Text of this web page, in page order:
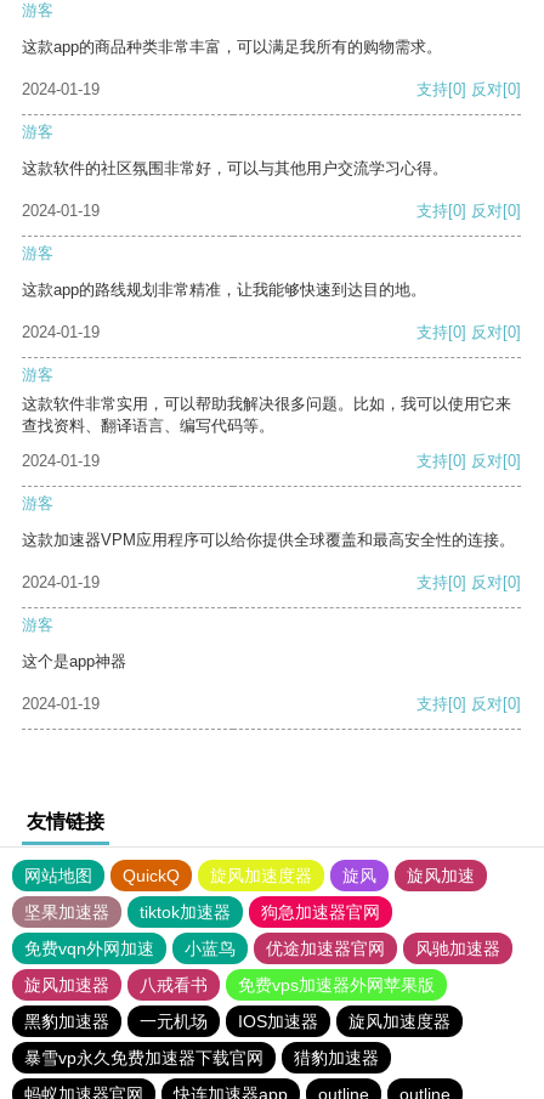
游客
这款app的商品种类非常丰富，可以满足我所有的购物需求。
2024-01-19 支持[0] 反对[0]
游客
这款软件的社区氛围非常好，可以与其他用户交流学习心得。
2024-01-19 支持[0] 反对[0]
游客
这款app的路线规划非常精准，让我能够快速到达目的地。
2024-01-19 支持[0] 反对[0]
游客
这款软件非常实用，可以帮助我解决很多问题。比如，我可以使用它来
查找资料、翻译语言、编写代码等。
2024-01-19
支持[0] 反对[0]
游客
这款加速器VPM应用程序可以给你提供全球覆盖和最高安全性的连接。
2024-01-19 支持[0] 反对[0]
游客
这个是app神器
2024-01-19 支持[0] 反对[0]
友情链接
网站地图 QuickQ 旋风加速度器 旋风
旋风加速
坚果加速器
tiktok加速器
狗急加速器官网
免费vqn外网加速
小蓝鸟 优途加速器官网
风驰加速器
旋风加速器
八戒看书
免费vps加速器外网苹果版
黑豹加速器
一元机场 IOS加速器
旋风加速度器
暴雪vp永久免费加速器下载官网
猎豹加速器
蚂蚁加速器官网
快连加速器app outline outline